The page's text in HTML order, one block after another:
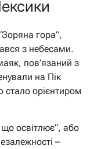
гора”,
з небесами.
пов’язаний з
на Пік
стало орієнтиром
освітлює”, або
–